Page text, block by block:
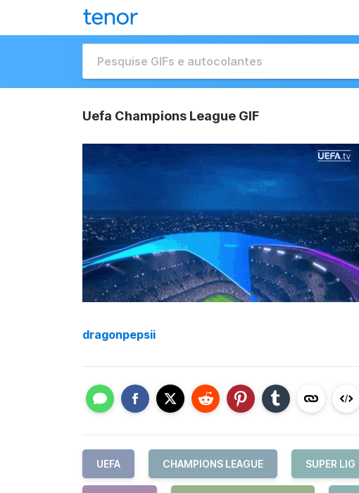
Uefa Champions League GIF
dragonpepsii
UEFA CHAMPIONS LEAGUE SUPER LIG